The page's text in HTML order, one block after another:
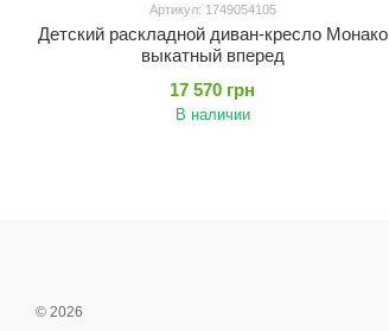
Артикул: 1749054105
Детский раскладной диван-кресло Монако
выкатный вперед
17 570 грн
В наличии
© 2026